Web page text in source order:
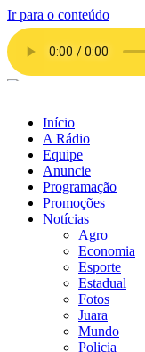
Ir para o conteúdo
Início
A Rádio
Equipe
Anuncie
Programação
Promoções
Notícias
Agro
Economia
Esporte
Estadual
Fotos
Juara
Mundo
Policia